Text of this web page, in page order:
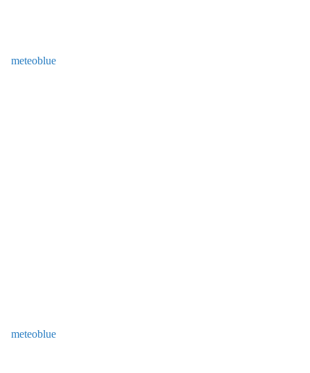
meteoblue
meteoblue